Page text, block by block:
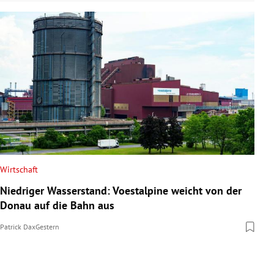
Wirtschaft
Niedriger Wasserstand: Voestalpine weicht von der
Donau auf die Bahn aus
Patrick DaxGestern